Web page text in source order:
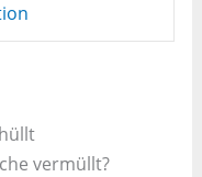
vermüllt?